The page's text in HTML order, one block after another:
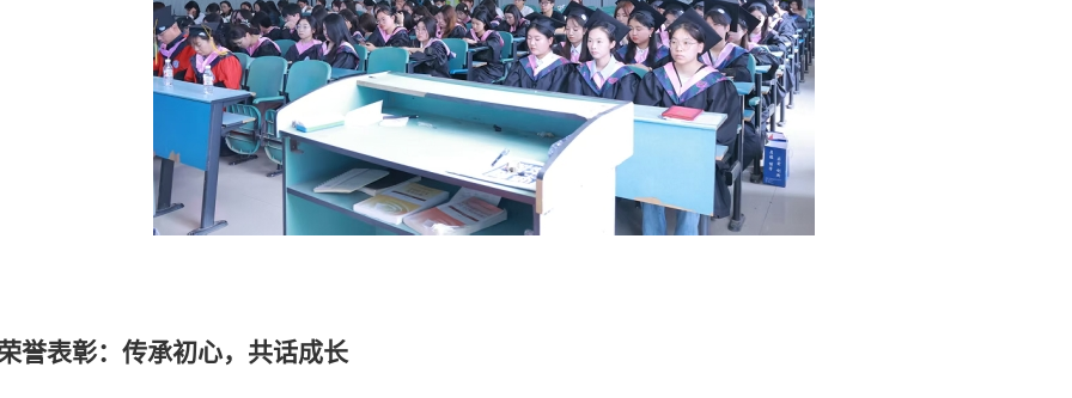
誉表彰：传承初心，共话成长